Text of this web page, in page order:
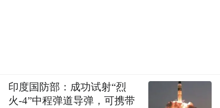
印度国防部：成功试射“烈
火-4”中程弹道导弹，可携带